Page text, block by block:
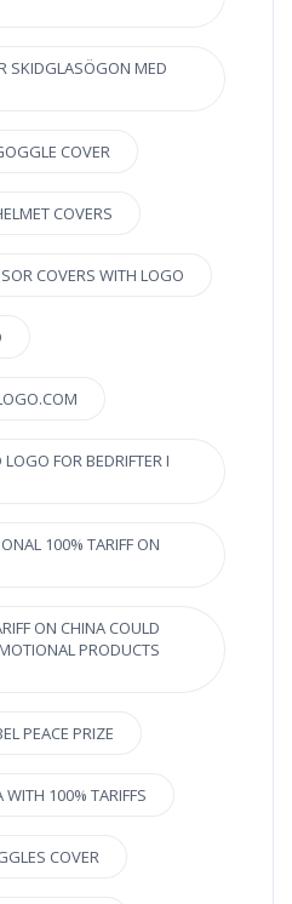
SKIDGLASÖGON MED
COVER
COVERS
COVERS WITH LOGO
FOR BEDRIFTER I
100% TARIFF ON
ON CHINA COULD
PRODUCTS
PEACE PRIZE
100% TARIFFS
COVER